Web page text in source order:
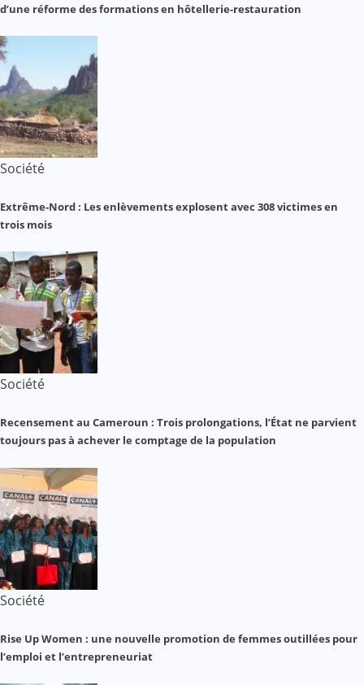
d’une réforme des formations en hôtellerie-restauration
Société
Extrême-Nord : Les enlèvements explosent avec 308 victimes en
trois mois
Société
Recensement au Cameroun : Trois prolongations, l’État ne parvient
toujours pas à achever le comptage de la population
Société
Rise Up Women : une nouvelle promotion de femmes outillées pour
l’emploi et l’entrepreneuriat